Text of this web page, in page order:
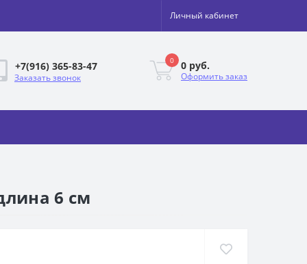
Личный кабинет
+7(916) 365-83-47
Заказать звонок
0 0 руб.
Оформить заказ
6 см